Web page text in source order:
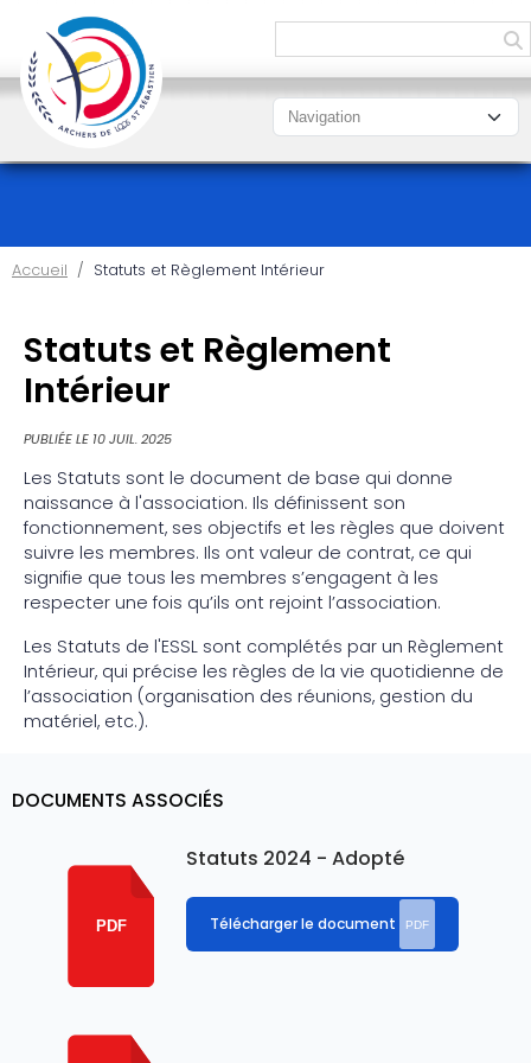
Accueil Statuts et Règlement Intérieur
Statuts et Règlement
Intérieur
PUBLIÉE LE 10 JUIL. 2025
Les Statuts sont le document de base qui donne
naissance à l'association. Ils définissent son
fonctionnement, ses objectifs et les règles que doivent
suivre les membres. Ils ont valeur de contrat, ce qui
signifie que tous les membres s’engagent à les
respecter une fois qu’ils ont rejoint l’association.
Les Statuts de l'ESSL sont complétés par un Règlement
Intérieur, qui précise les règles de la vie quotidienne de
l’association (organisation des réunions, gestion du
matériel, etc.).
DOCUMENTS ASSOCIÉS
PDF
Statuts 2024 - Adopté
Télécharger le document PDF
Panneau de gestion des cookies